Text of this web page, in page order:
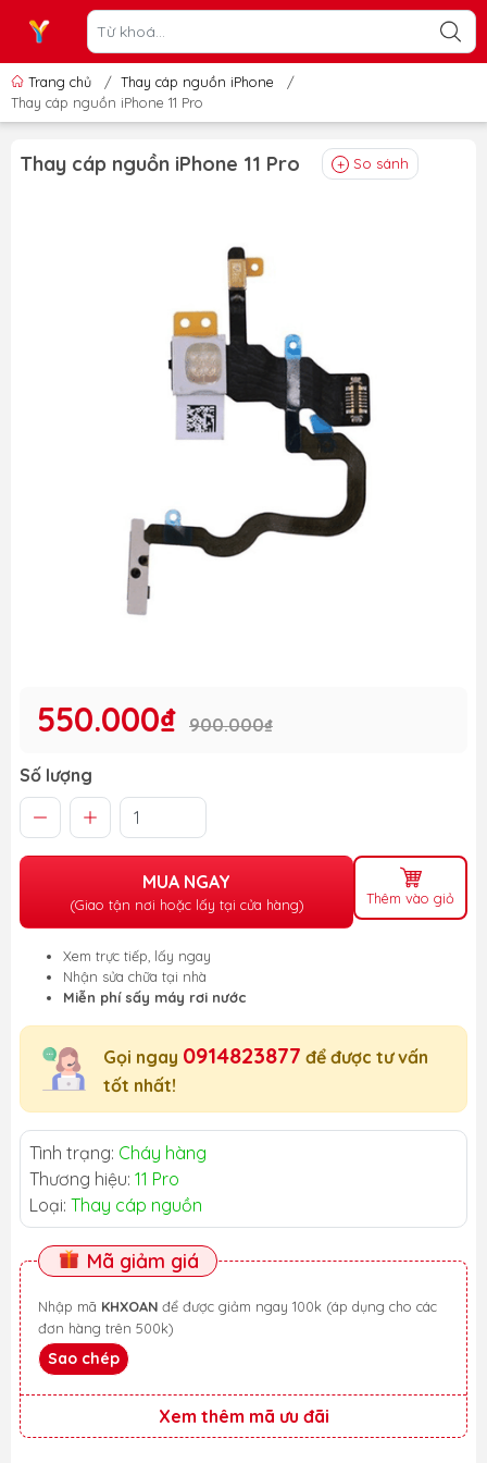
Trang chủ / Thay cáp nguồn iPhone
/
Thay cáp nguồn iPhone 11 Pro
Thay cáp nguồn iPhone 11 Pro So sánh
550.000₫ 900.000₫
Số lượng
MUA NGAY
(Giao tận nơi hoặc lấy tại cửa hàng) Thêm vào giỏ
Xem trực tiếp, lấy ngay
Nhận sửa chữa tại nhà
Miễn phí sấy máy rơi nước
Gọi ngay 0914823877 để được tư vấn
tốt nhất!
Tình trạng: Cháy hàng
Thương hiệu: 11 Pro
Loại: Thay cáp nguồn
Mã giảm giá
Nhập mã KHXOAN
đơn hàng trên 500k)
Sao chép
Xem thêm mã ưu đãi